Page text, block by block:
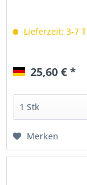
Lieferzeit: 3-7
25,60 € *
Merken